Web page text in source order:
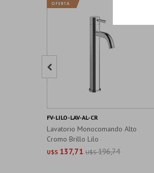
Lavatorio Monocomando Alto
Cromo Brillo Lilo
U$S 137,71 U$S 196,74
FV-LILO-LAV-AL-CR
